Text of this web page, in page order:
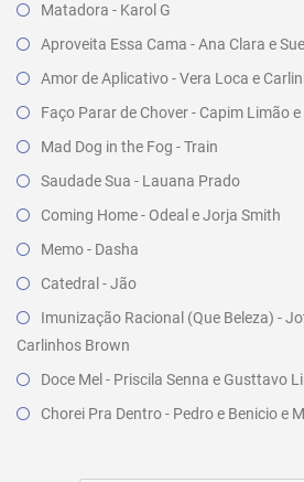
Matadora - Karol G
Aproveita Essa Cama - Ana Clara e Suel
Amor de Aplicativo - Vera Loca e
Faço Parar de Chover - Capim Limão
Mad Dog in the Fog - Train
Saudade Sua - Lauana Prado
Coming Home - Odeal e Jorja Smith
Memo - Dasha
Catedral - Jão
Imunização Racional (Que Beleza) -
Carlinhos Brown
Doce Mel - Priscila Senna e Gusttavo
Chorei Pra Dentro - Pedro e Benicio e